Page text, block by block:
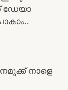
ഡേയാ
നമുക്ക് നാളെ